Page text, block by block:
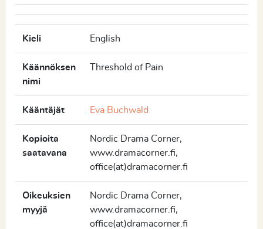
Kieli English
Käännöksen
nimi
Threshold of Pain
Kääntäjät Eva Buchwald
Kopioita
saatavana
Nordic Drama Corner,
www.dramacorner.fi,
office(at)dramacorner.fi
Oikeuksien
myyjä
Nordic Drama Corner,
www.dramacorner.fi,
office(at)dramacorner.fi